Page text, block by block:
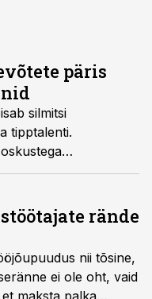
päris
silmitsi
tipptalenti.
sektoris.
rände
nii tõsine,
ei ole oht, vaid
maksta palka